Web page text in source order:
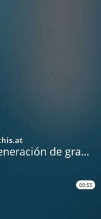
universitarios
00:55